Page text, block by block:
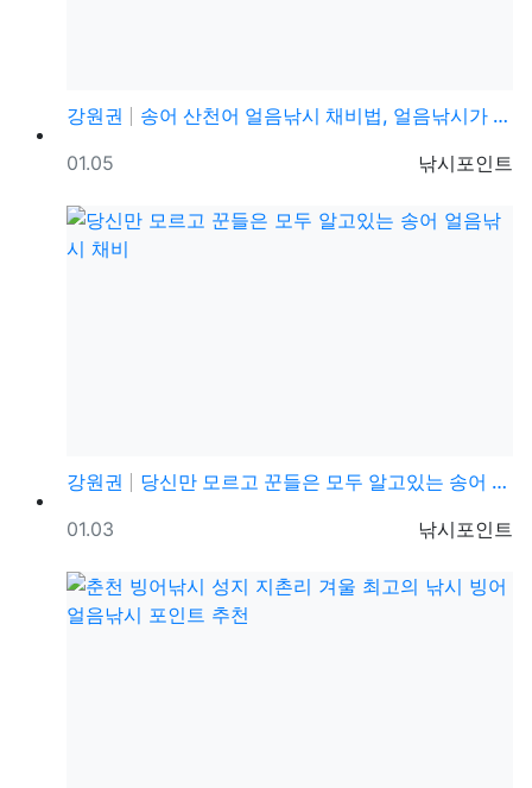
강원권
송어 산천어 얼음낚시 채비법, 얼음낚시가 처음이라도 쉽…
등록자
낚시포인트
등록일
01.05
강원권
당신만 모르고 꾼들은 모두 알고있는 송어 얼음낚시 채비
등록자
낚시포인트
등록일
01.03